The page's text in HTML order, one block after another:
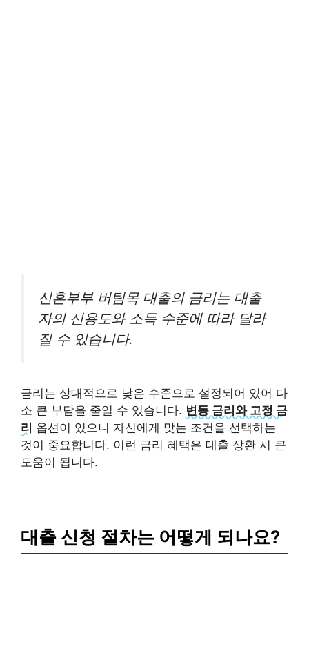
신혼부부 버팀목 대출의 금리는 대출
자의 신용도와 소득 수준에 따라 달라
질 수 있습니다.
금리는 상대적으로 낮은 수준으로 설정되어 있어 다
소 큰 부담을 줄일 수 있습니다. 변동 금리와 고정 금
리 옵션이 있으니 자신에게 맞는 조건을 선택하는
것이 중요합니다. 이런 금리 혜택은 대출 상환 시 큰
도움이 됩니다.
대출 신청 절차는 어떻게 되나요?